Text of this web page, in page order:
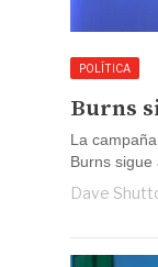
POLÍTICA
Burns
La
Burns sigue
Dave